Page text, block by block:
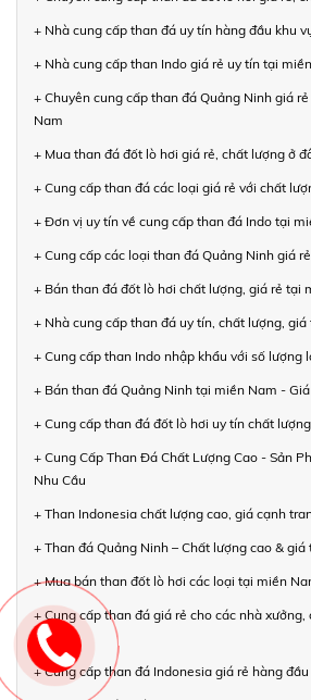
+ Nhà cung cấp than đá uy tín hàng đầu khu
+ Nhà cung cấp than Indo giá rẻ uy tín tại
+ Chuyên cung cấp than đá Quảng Ninh giá
Nam
+ Mua than đá đốt lò hơi giá rẻ, chất lượng ở
+ Cung cấp than đá các loại giá rẻ với chất
+ Đơn vị uy tín về cung cấp than đá Indo tại
+ Cung cấp các loại than đá Quảng Ninh giá
+ Bán than đá đốt lò hơi chất lượng, giá rẻ tại
+ Nhà cung cấp than đá uy tín, chất lượng, giá
+ Cung cấp than Indo nhập khẩu với số lượng
+ Bán than đá Quảng Ninh tại miền Nam -
+ Cung cấp than đá đốt lò hơi uy tín chất
+ Cung Cấp Than Đá Chất Lượng Cao - Sản
Nhu Cầu
+ Than Indonesia chất lượng cao, giá cạnh
+ Than đá Quảng Ninh – Chất lượng cao & giá
+ Mua bán than đốt lò hơi các loại tại miền
+ Cung cấp than đá giá rẻ cho các nhà
Nam
+ Cung cấp than đá Indonesia giá rẻ hàng